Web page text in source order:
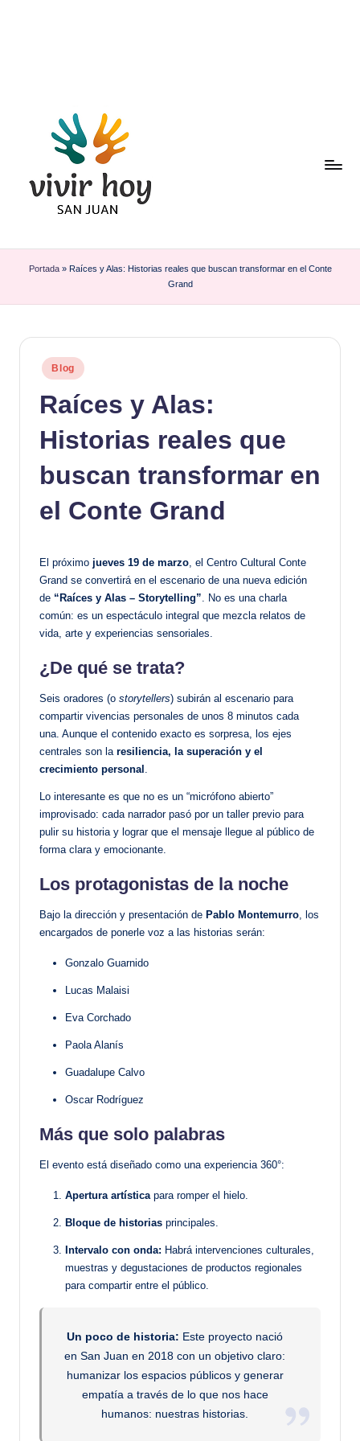
Saltar
contenido
Portada» Raíces y Alas: Historias reales que buscan transformar en el Conte
Grand
Publicado
en
Blog
Raíces y Alas:
Historias reales que
buscan transformar en
el Conte Grand
El próximo jueves 19 de marzo , el Centro Cultural Conte
Grand se convertirá en el escenario de una nueva edición
de “Raíces y Alas – Storytelling” . No es una charla
común: es un espectáculo integral que mezcla relatos de
vida, arte y experiencias sensoriales.
¿De qué se trata?
Seis oradores (o storytellers) subirán al escenario para
compartir vivencias personales de unos 8 minutos cada
una. Aunque el contenido exacto es sorpresa, los ejes
centrales son la resiliencia, la superación y el
crecimiento personal
Lo interesante es que no es un “micrófono abierto”
improvisado: cada narrador pasó por un taller previo para
pulir su historia y lograr que el mensaje llegue al público de
forma clara y emocionante.
Los protagonistas de la noche
Bajo la dirección y presentación de Pablo Montemurro , los
encargados de ponerle voz a las historias serán:
Gonzalo Guarnido
Lucas Malaisi
Eva Corchado
Paola Alanís
Guadalupe Calvo
Oscar Rodríguez
Más que solo palabras
El evento está diseñado como una experiencia 360°:
Apertura artística para romper el hielo.
Bloque de historias principales.
Intervalo con onda: Habrá intervenciones culturales,
muestras y degustaciones de productos regionales
para compartir entre el público.
Un poco de historia: Este proyecto nació
en San Juan en 2018 con un objetivo claro:
humanizar los espacios públicos y generar
empatía a través de lo que nos hace
humanos: nuestras historias.